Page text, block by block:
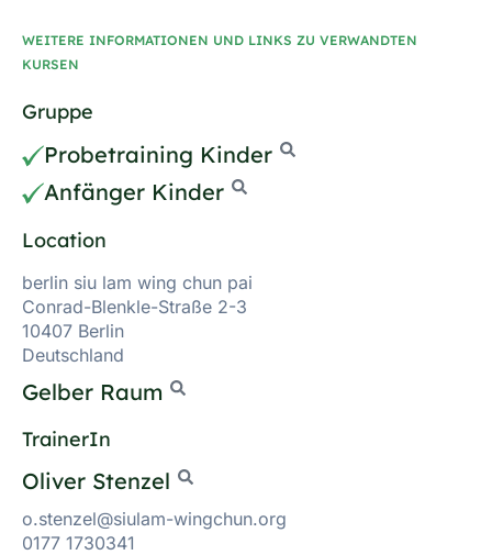
WEITERE INFORMATIONEN UND LINKS ZU VERWANDTEN
KURSEN
Gruppe
Probetraining Kinder
Anfänger Kinder
Location
berlin siu lam wing chun pai
Conrad-Blenkle-Straße 2-3
10407 Berlin
Deutschland
Gelber Raum
TrainerIn
Oliver Stenzel
o.stenzel@siulam-wingchun.org
0177 1730341